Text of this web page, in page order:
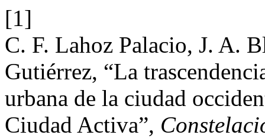
[1]
C. F. Lahoz Palacio, J. A.
Gutiérrez, “La
urbana de la ciudad
Ciudad Activa”,